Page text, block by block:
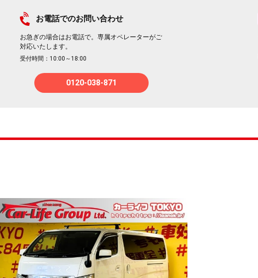
お電話でのお問い合わせ
お急ぎの場合はお電話で。専属オペレーターがご
対応いたします。
受付時間：10:00～18:00
0120-038-871